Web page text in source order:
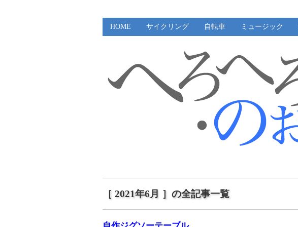
HOME サイクリング 自転車 ミュージック
［ 2021年6月 ］の全記事一覧